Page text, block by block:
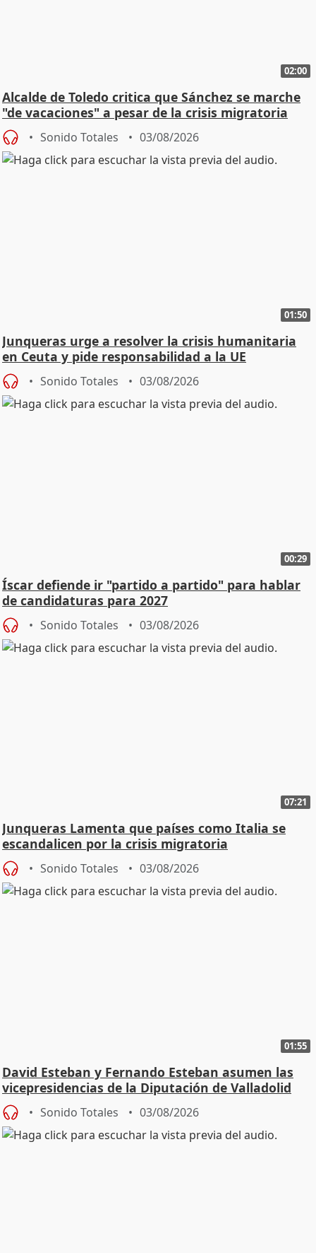
02:00
Alcalde de Toledo critica que Sánchez se marche
"de vacaciones" a pesar de la crisis migratoria
Sonido Totales 03/08/2026
01:50
Junqueras urge a resolver la crisis humanitaria
en Ceuta y pide responsabilidad a la UE
Sonido Totales 03/08/2026
00:29
Íscar defiende ir "partido a partido" para hablar
de candidaturas para 2027
Sonido Totales 03/08/2026
07:21
Junqueras Lamenta que países como Italia se
escandalicen por la crisis migratoria
Sonido Totales 03/08/2026
01:55
David Esteban y Fernando Esteban asumen las
vicepresidencias de la Diputación de Valladolid
Sonido Totales 03/08/2026